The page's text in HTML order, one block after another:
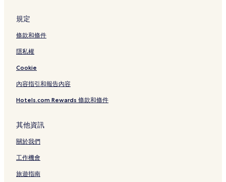
規定
條款和條件
隱私權
Cookie
內容指引和報告內容
Hotels.com Rewards 條款和條件
其他資訊
關於我們
工作機會
旅遊指南